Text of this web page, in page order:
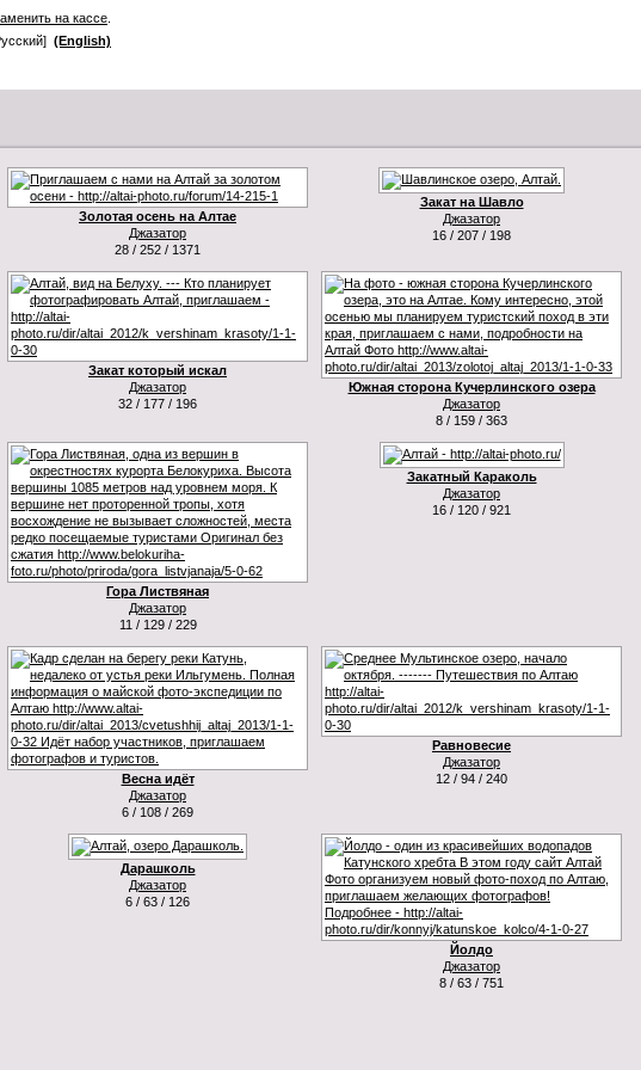
на кассе
(English)
Золотая осень на Алтае
Джазатор
28 / 252 / 1371
Закат на Шавло
Джазатор
16 / 207 / 198
Закат который искал
Джазатор
32 / 177 / 196
Южная сторона Кучерлинского озера
Джазатор
8 / 159 / 363
Гора Листвяная
Джазатор
11 / 129 / 229
Закатный Караколь
Джазатор
16 / 120 / 921
Весна идёт
Джазатор
6 / 108 / 269
Равновесие
Джазатор
12 / 94 / 240
Дарашколь
Джазатор
6 / 63 / 126
Йолдо
Джазатор
8 / 63 / 751